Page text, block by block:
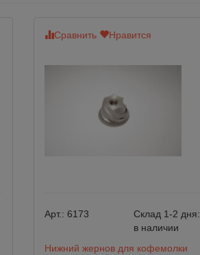
Сравнить Нравится
Арт.: 6173
Склад 1-2 дня:
в наличии
Нижний жернов для кофемолки